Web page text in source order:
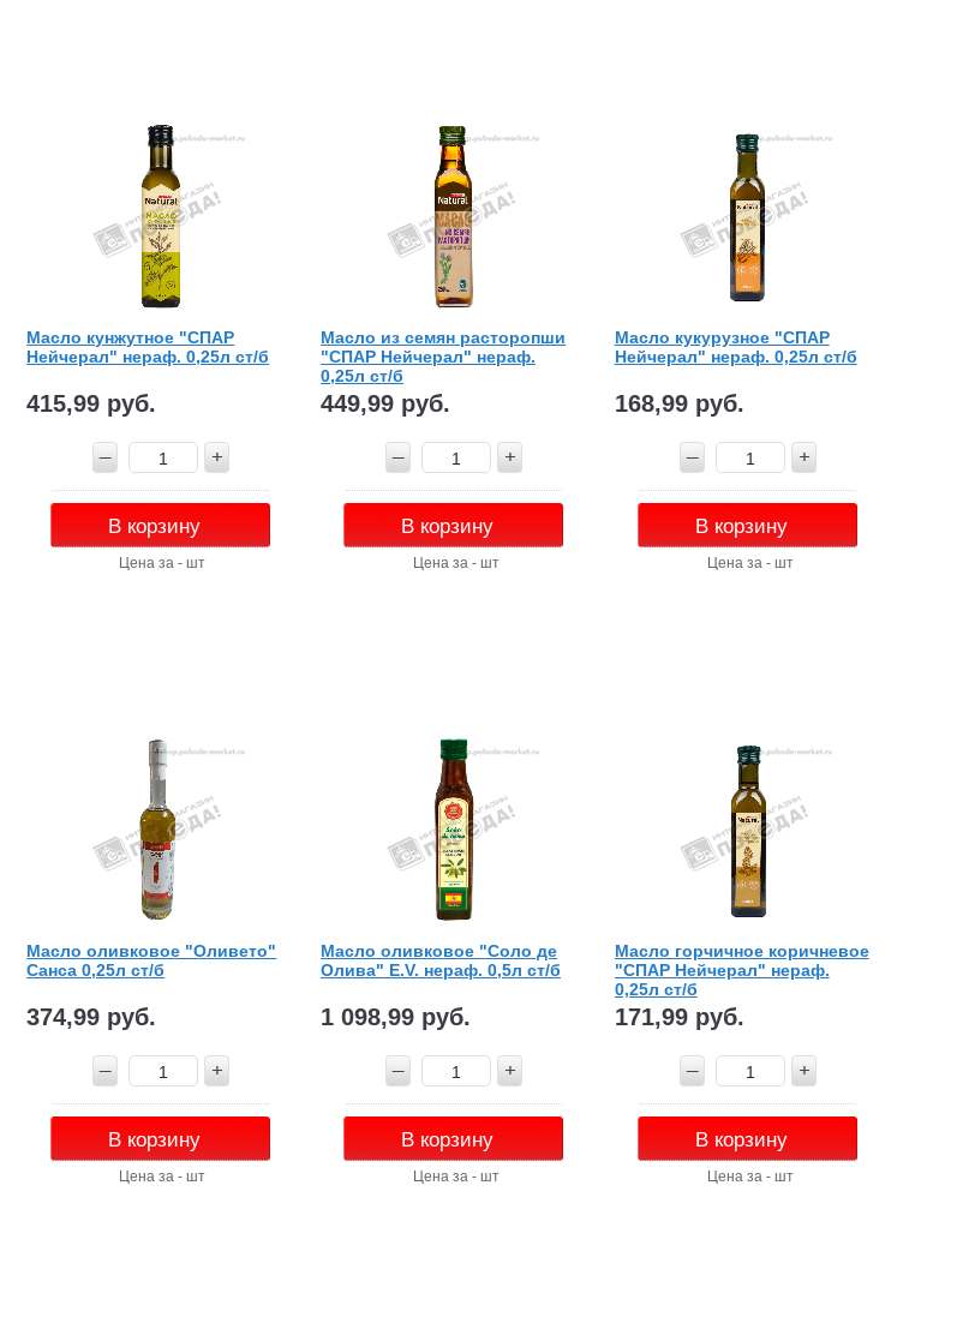
Масло кунжутное "СПАР
Нейчерал" нераф. 0,25л ст/б
415,99 руб.
В корзину
Цена за - шт
Масло из семян расторопши
"СПАР Нейчерал" нераф.
0,25л ст/б
449,99 руб.
В корзину
Цена за - шт
Масло кукурузное "СПАР
Нейчерал" нераф. 0,25л ст/б
168,99 руб.
В корзину
Цена за - шт
Масло оливковое "Оливето"
Санса 0,25л ст/б
374,99 руб.
В корзину
Цена за - шт
Масло оливковое "Соло де
Олива" E.V. нераф. 0,5л ст/б
1 098,99 руб.
В корзину
Цена за - шт
Масло горчичное коричневое
"СПАР Нейчерал" нераф.
0,25л ст/б
171,99 руб.
В корзину
Цена за - шт